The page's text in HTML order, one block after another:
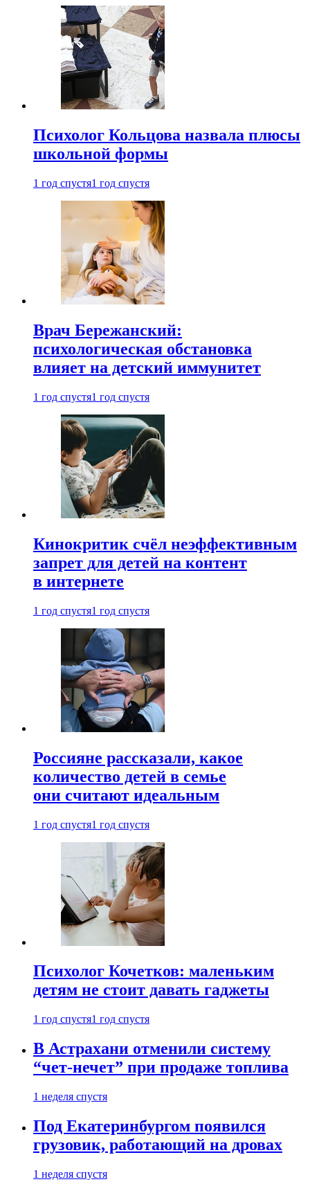
Психолог Кольцова назвала плюсы
школьной формы
1 год спустя1 год спустя
Врач Бережанский:
психологическая обстановка
влияет на детский иммунитет
1 год спустя1 год спустя
Кинокритик счёл неэффективным
запрет для детей на контент
в интернете
1 год спустя1 год спустя
Россияне рассказали, какое
количество детей в семье
они считают идеальным
1 год спустя1 год спустя
Психолог Кочетков: маленьким
детям не стоит давать гаджеты
1 год спустя1 год спустя
В Астрахани отменили систему
“чет-нечет” при продаже топлива
1 неделя спустя
Под Екатеринбургом появился
грузовик, работающий на дровах
1 неделя спустя